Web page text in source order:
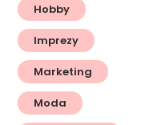
Hobby
Imprezy
Marketing
Moda